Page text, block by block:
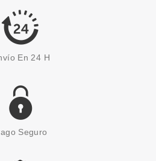
1.35€
En 24 H
Seguro